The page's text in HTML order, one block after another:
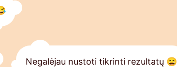
Negalėjau nustoti tikrinti rezultatų 😄